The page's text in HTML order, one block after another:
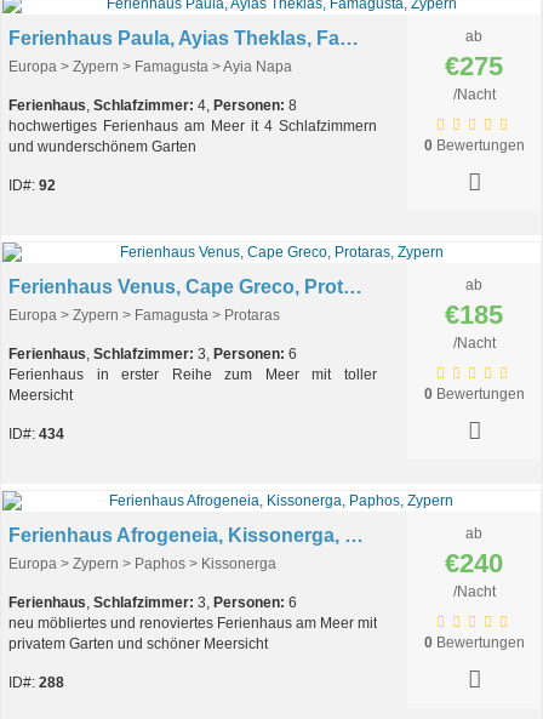
Ferienhaus Paula, Ayias Theklas, Famagusta, Zypern
Europa > Zypern > Famagusta > Ayia Napa
Ferienhaus, Schlafzimmer: 4, Personen: 8
hochwertiges Ferienhaus am Meer it 4 Schlafzimmern
und wunderschönem Garten
ID#: 92
ab
€275
/Nacht
0Bewertungen
Ferienhaus Venus, Cape Greco, Protaras, Zypern
Europa > Zypern > Famagusta > Protaras
Ferienhaus, Schlafzimmer: 3, Personen: 6
Ferienhaus in erster Reihe zum Meer mit toller
Meersicht
ID#: 434
ab
€185
/Nacht
0Bewertungen
Ferienhaus Afrogeneia, Kissonerga, Paphos, Zypern
Europa > Zypern > Paphos > Kissonerga
Ferienhaus, Schlafzimmer: 3, Personen: 6
neu möbliertes und renoviertes Ferienhaus am Meer mit
privatem Garten und schöner Meersicht
ID#: 288
ab
€240
/Nacht
0Bewertungen